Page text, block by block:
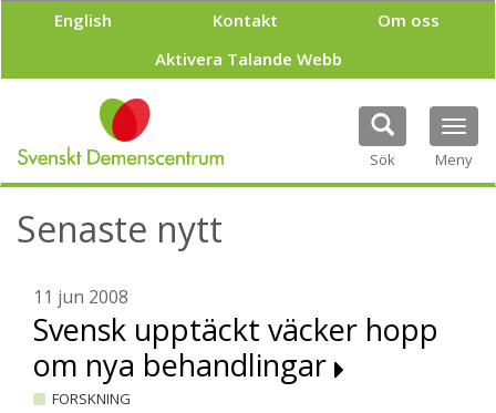
p
l
English Kontakt
Om oss
Aktivera Talande Webb
Sök Meny
Senaste nytt
11 jun 2008
Svensk upptäckt väcker hopp
om nya behandlingar
FORSKNING